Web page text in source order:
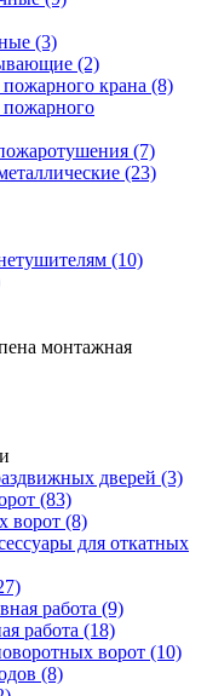
(3)
(2)
крана (8)
(7)
(23)
(10)
монтажная
дверей (3)
(83)
ворот (8)
для откатных
работа (9)
работа (18)
ворот (10)
(8)